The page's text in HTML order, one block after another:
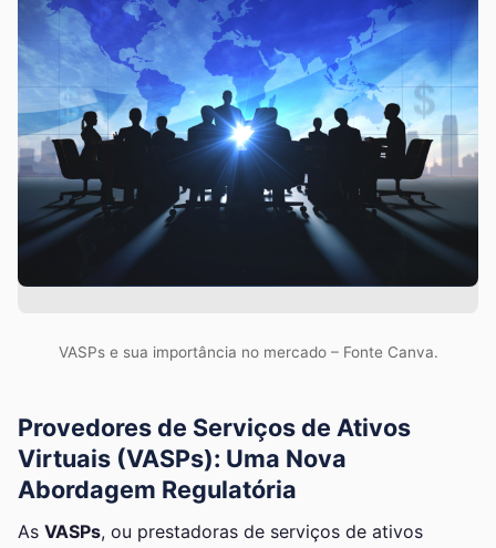
VASPs e sua importância no mercado – Fonte Canva.
Provedores de Serviços de Ativos
Virtuais (VASPs): Uma Nova
Abordagem Regulatória
As VASPs, ou prestadoras de serviços de ativos